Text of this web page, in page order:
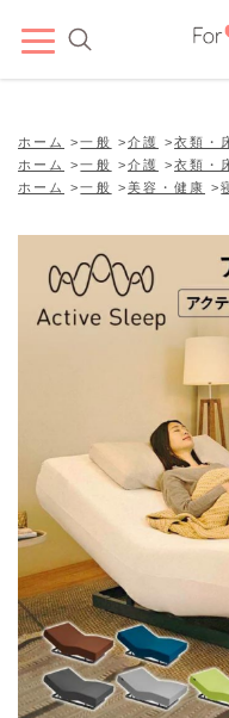
ホーム >一般 >介護 >衣類・
ホーム
>一般 >介護 >衣類・
ホーム
>一般 >美容・健康 >